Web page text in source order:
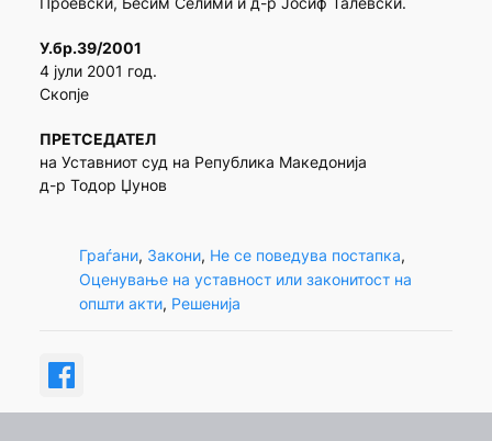
У.бр.39/2001
4 јули 2001 год.
Скопје
ПРЕТСЕДАТЕЛ
на Уставниот суд на Република Македонија
д-р Тодор Џунов
Граѓани, Закони, Не се поведува постапка
Оценување на уставност или законитост на
општи акти, Решенија